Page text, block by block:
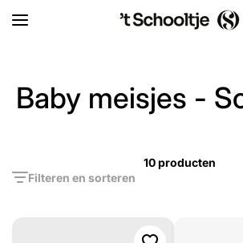
Baby meisjes -
Filteren en sorteren
10 producten